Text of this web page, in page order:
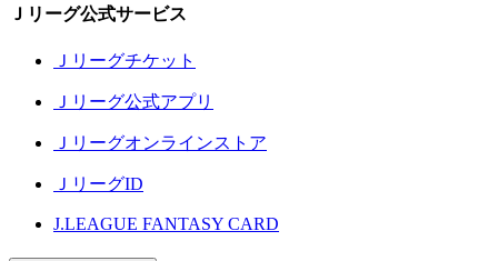
Ｊリーグ公式サービス
Ｊリーグチケット
Ｊリーグ公式アプリ
Ｊリーグオンラインストア
ＪリーグID
J.LEAGUE FANTASY CARD